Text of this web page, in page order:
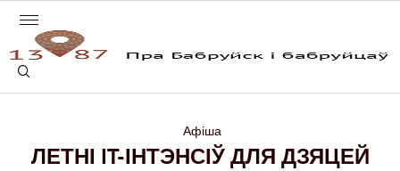
Афіша
ЛЕТНІ IT-ІНТЭНСІЎ ДЛЯ ДЗЯЦЕЙ